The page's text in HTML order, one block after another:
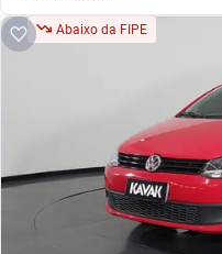
Abaixo da FIPE